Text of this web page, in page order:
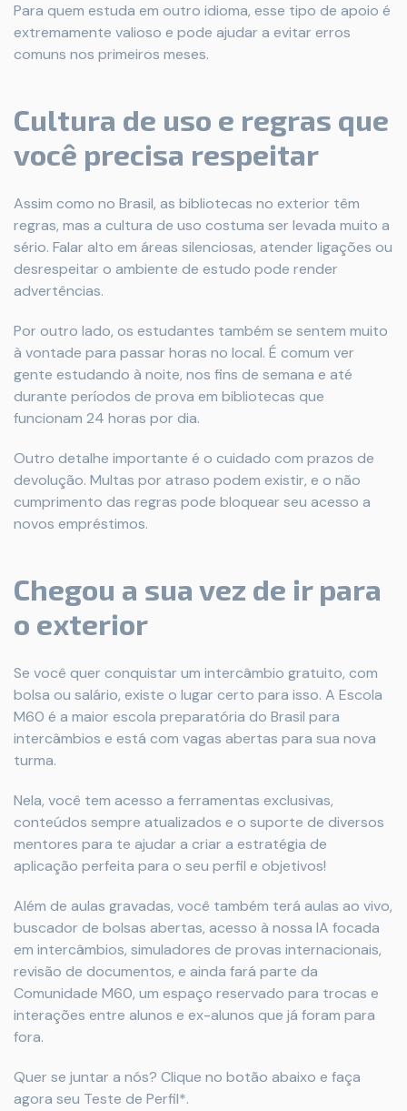
Para quem estuda em outro idioma, esse tipo de apoio é
extremamente valioso e pode ajudar a evitar erros
comuns nos primeiros meses.
Cultura de uso e regras que
você precisa respeitar
Assim como no Brasil, as bibliotecas no exterior têm
regras, mas a cultura de uso costuma ser levada muito a
sério. Falar alto em áreas silenciosas, atender ligações ou
desrespeitar o ambiente de estudo pode render
advertências.
Por outro lado, os estudantes também se sentem muito
à vontade para passar horas no local. É comum ver
gente estudando à noite, nos fins de semana e até
durante períodos de prova em bibliotecas que
funcionam 24 horas por dia.
Outro detalhe importante é o cuidado com prazos de
devolução. Multas por atraso podem existir, e o não
cumprimento das regras pode bloquear seu acesso a
novos empréstimos.
Chegou a sua vez de ir para
o exterior
Se você quer conquistar um intercâmbio gratuito, com
bolsa ou salário, existe o lugar certo para isso. A Escola
M60 é a maior escola preparatória do Brasil para
intercâmbios e está com vagas abertas para sua nova
turma.
Nela, você tem acesso a ferramentas exclusivas,
conteúdos sempre atualizados e o suporte de diversos
mentores para te ajudar a criar a estratégia de
aplicação perfeita para o seu perfil e objetivos!
Além de aulas gravadas, você também terá aulas ao vivo,
buscador de bolsas abertas, acesso à nossa IA focada
em intercâmbios, simuladores de provas internacionais,
revisão de documentos, e ainda fará parte da
Comunidade M60, um espaço reservado para trocas e
interações entre alunos e ex-alunos que já foram para
fora.
Quer se juntar a nós? Clique no botão abaixo e faça
agora seu Teste de Perfil*.